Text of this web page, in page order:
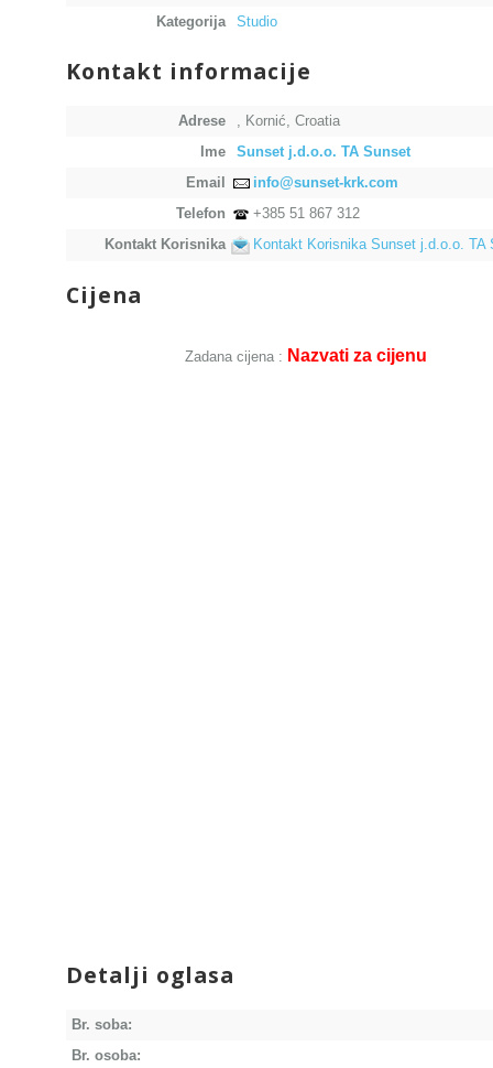
Kategorija
Studio
Kontakt informacije
Adrese
, Kornić, Croatia
Ime
Sunset j.d.o.o. TA Sunset
Email
info@sunset-krk.com
Telefon
+385 51 867 312
Kontakt Korisnika
Kontakt Korisnika Sunset j.d.o.o. TA
Cijena
Zadana cijena : Nazvati za cijenu
Detalji oglasa
Br. soba:
Br. osoba: